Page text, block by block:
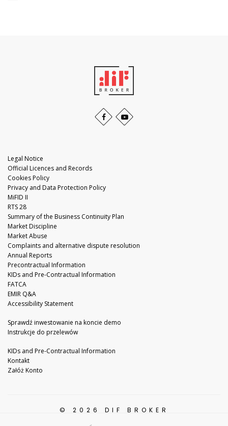
Legal Notice
Official Licences and Records
Cookies Policy
Privacy and Data Protection Policy
MiFID II
RTS 28
Summary of the Business Continuity Plan
Market Discipline
Market Abuse
Complaints and alternative dispute resolution
Annual Reports
Precontractual Information
KIDs and Pre-Contractual Information
FATCA
EMIR Q&A
Accessibility Statement
Sprawdź inwestowanie na koncie demo
Instrukcje do przelewów
KIDs and Pre-Contractual Information
Kontakt
Załóż Konto
© 2026 DIF BROKER